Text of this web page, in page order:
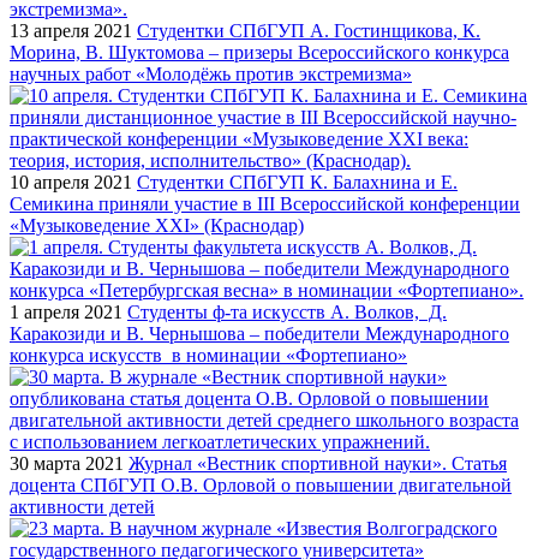
13 апреля 2021 Студентки СПбГУП А. Гостинщикова, К.
Морина, В. Шуктомова – призеры Всероссийского конкурса
научных работ «Молодёжь против экстремизма»
10 апреля 2021 Студентки СПбГУП К. Балахнина и Е.
Семикина приняли участие в III Всероссийской конференции
«Музыковедение XXI» (Краснодар)
1 апреля 2021 Студенты ф-та искусств А. Волков, Д.
Каракозиди и В. Чернышова – победители Международного
конкурса искусств в номинации «Фортепиано»
30 марта 2021 Журнал «Вестник спортивной науки». Статья
доцента СПбГУП О.В. Орловой о повышении двигательной
активности детей